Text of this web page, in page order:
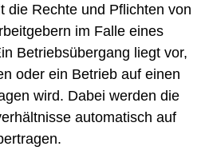
die Rechte und Pflichten von
im Falle eines
Betriebsübergang liegt vor,
oder ein Betrieb auf einen
wird. Dabei werden die
automatisch auf